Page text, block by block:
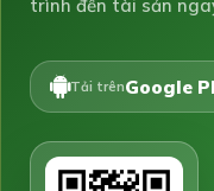
trình đến tài sản
Tải trênGoogle